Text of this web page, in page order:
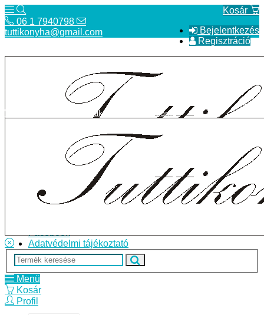
Kosár
Bejelentkezés
Regisztráció
06 1 7940798
tuttikonyha@gmail.com
Telefon
Szállítás
Facebook
Adatvédelmi tájékoztató
tuttikonyha@gmail.com
Menü
Kosár
Profil